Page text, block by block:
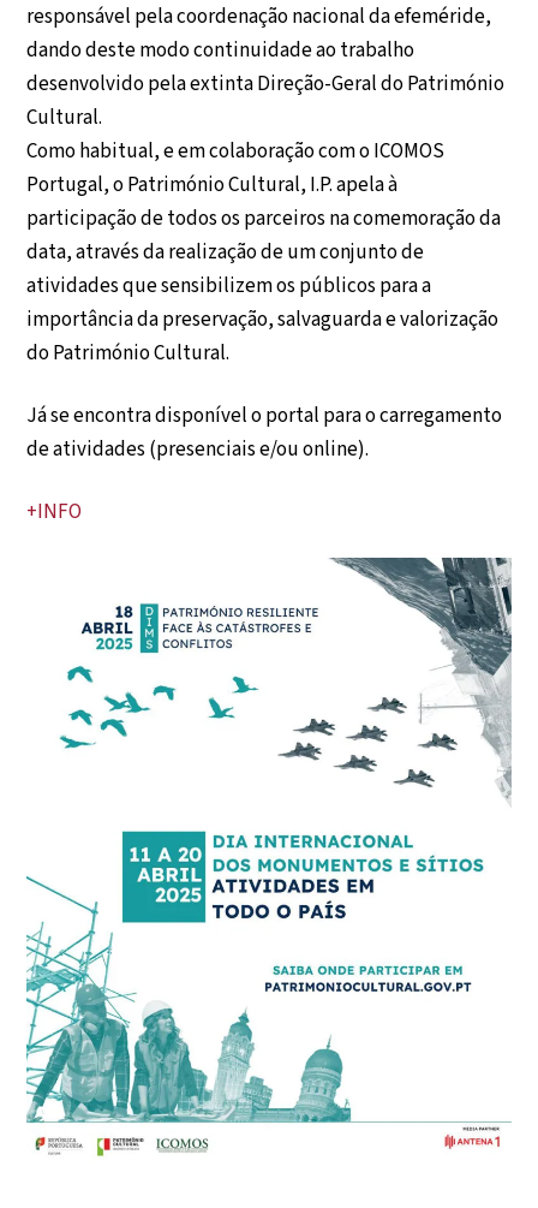
responsável pela coordenação nacional da efeméride,
dando deste modo continuidade ao trabalho
desenvolvido pela extinta Direção-Geral do Património
Cultural.
Como habitual, e em colaboração com o ICOMOS
Portugal, o Património Cultural, I.P. apela à
participação de todos os parceiros na comemoração da
data, através da realização de um conjunto de
atividades que sensibilizem os públicos para a
importância da preservação, salvaguarda e valorização
do Património Cultural.
Já se encontra disponível o portal para o carregamento
de atividades (presenciais e/ou online).
+INFO